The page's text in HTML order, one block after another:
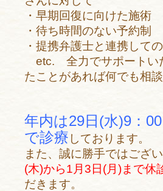
・早期回復に向けた施術
・待ち時間のない予約制
・提携弁護士と連携して
etc. 全力でサポートい
たことがあれば何でも相
年内は29日(水)9：
で診療 しております。
また、誠に勝手ではござ
(木)から1月3日(月)まで休
だきます。